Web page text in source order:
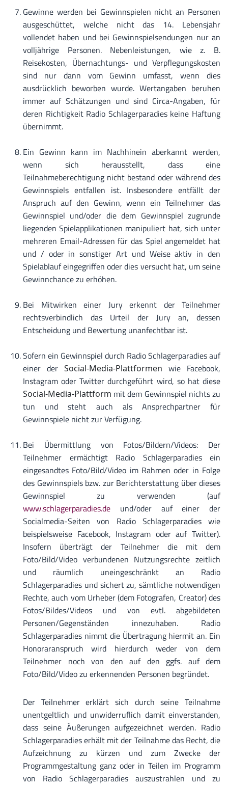
Gewinne werden bei Gewinnspielen nicht an Personen
ausgeschüttet, welche nicht das 14. Lebensjahr
vollendet haben und bei Gewinnspielsendungen nur an
volljährige Personen. Nebenleistungen, wie z. B.
Reisekosten, Übernachtungs- und Verpflegungskosten
sind nur dann vom Gewinn umfasst, wenn dies
ausdrücklich beworben wurde. Wertangaben beruhen
immer auf Schätzungen und sind Circa-Angaben, für
deren Richtigkeit Radio Schlagerparadies keine Haftung
übernimmt.
Ein Gewinn kann im Nachhinein aberkannt werden,
wenn sich herausstellt, dass eine
Teilnahmeberechtigung nicht bestand oder während des
Gewinnspiels entfallen ist. Insbesondere entfällt der
Anspruch auf den Gewinn, wenn ein Teilnehmer das
Gewinnspiel und/oder die dem Gewinnspiel zugrunde
liegenden Spielapplikationen manipuliert hat, sich unter
mehreren Email-Adressen für das Spiel angemeldet hat
und / oder in sonstiger Art und Weise aktiv in den
Spielablauf eingegriffen oder dies versucht hat, um seine
Gewinnchance zu erhöhen.
Bei Mitwirken einer Jury erkennt der Teilnehmer
rechtsverbindlich das Urteil der Jury an, dessen
Entscheidung und Bewertung unanfechtbar ist.
Sofern ein Gewinnspiel durch Radio Schlagerparadies auf
einer der Social-Media-Plattformen wie Facebook,
Instagram oder Twitter durchgeführt wird, so hat diese
Social-Media-Plattform mit dem Gewinnspiel nichts zu
tun und steht auch als Ansprechpartner für
Gewinnspiele nicht zur Verfügung.
Bei Übermittlung von Fotos/Bildern/Videos: Der
Teilnehmer ermächtigt Radio Schlagerparadies ein
eingesandtes Foto/Bild/Video im Rahmen oder in Folge
des Gewinnspiels bzw. zur Berichterstattung über dieses
Gewinnspiel zu verwenden (auf
www.schlagerparadies.de und/oder auf einer der
Socialmedia-Seiten von Radio Schlagerparadies wie
beispielsweise Facebook, Instagram oder auf Twitter).
Insofern überträgt der Teilnehmer die mit dem
Foto/Bild/Video verbundenen Nutzungsrechte zeitlich
und räumlich uneingeschränkt an Radio
Schlagerparadies und sichert zu, sämtliche notwendigen
Rechte, auch vom Urheber (dem Fotografen, Creator) des
Fotos/Bildes/Videos und von evtl. abgebildeten
Personen/Gegenständen innezuhaben. Radio
Schlagerparadies nimmt die Übertragung hiermit an. Ein
Honoraranspruch wird hierdurch weder von dem
Teilnehmer noch von den auf den ggfs. auf dem
Foto/Bild/Video zu erkennenden Personen begründet.
Der Teilnehmer erklärt sich durch seine Teilnahme
unentgeltlich und unwiderruflich damit einverstanden,
dass seine Äußerungen aufgezeichnet werden. Radio
Schlagerparadies erhält mit der Teilnahme das Recht, die
Aufzeichnung zu kürzen und zum Zwecke der
Programmgestaltung ganz oder in Teilen im Programm
von Radio Schlagerparadies auszustrahlen und zu